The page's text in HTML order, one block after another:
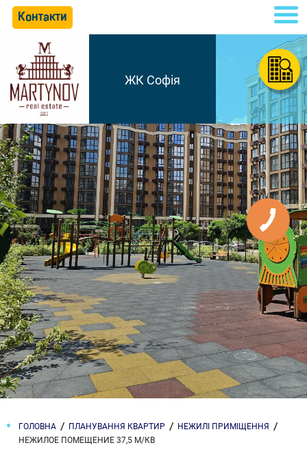
Контакти
ЖК Софія
ГОЛОВНА ПЛАНУВАННЯ КВАРТИР
НЕЖИЛІ ПРИМІЩЕННЯ
НЕЖИЛОЕ ПОМЕЩЕНИЕ 37,5 М/КВ